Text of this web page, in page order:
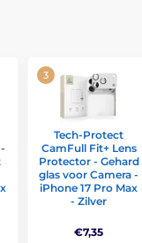
Tech-Protect
CamFull Fit+ Lens
Protector - Gehard
glas voor Camera -
iPhone 17 Pro Max
- Zilver
€7,35